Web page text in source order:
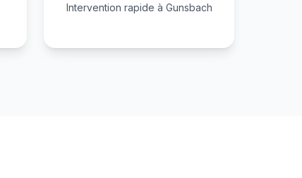
Intervention rapide à Gunsbach